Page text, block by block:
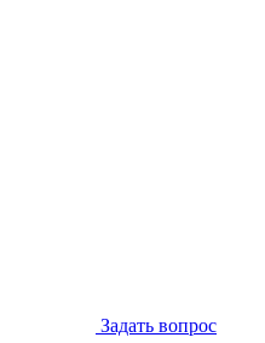
Задать вопрос